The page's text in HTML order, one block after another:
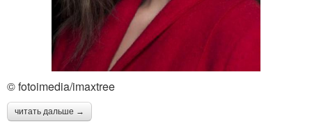
© fotoimedia/imaxtree
читать дальше →